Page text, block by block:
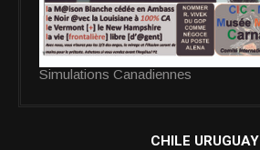
Simulations Canadiennes
CHILE URUGUAY